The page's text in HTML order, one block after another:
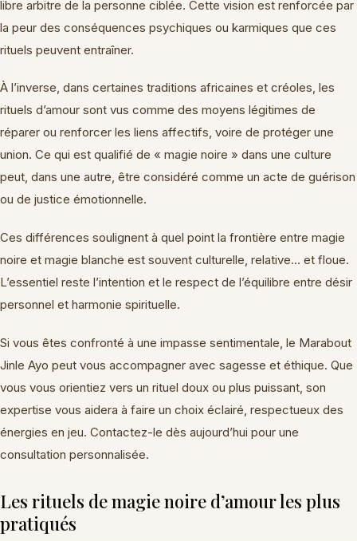
libre arbitre de la personne ciblée. Cette vision est renforcée par
la peur des conséquences psychiques ou karmiques que ces
rituels peuvent entraîner.
À l’inverse, dans certaines traditions africaines et créoles, les
rituels d’amour sont vus comme des moyens légitimes de
réparer ou renforcer les liens affectifs, voire de protéger une
union. Ce qui est qualifié de « magie noire » dans une culture
peut, dans une autre, être considéré comme un acte de guérison
ou de justice émotionnelle.
Ces différences soulignent à quel point la frontière entre magie
noire et magie blanche est souvent culturelle, relative… et floue.
L’essentiel reste l’intention et le respect de l’équilibre entre désir
personnel et harmonie spirituelle.
Si vous êtes confronté à une impasse sentimentale, le Marabout
Jinle Ayo peut vous accompagner avec sagesse et éthique. Que
vous vous orientiez vers un rituel doux ou plus puissant, son
expertise vous aidera à faire un choix éclairé, respectueux des
énergies en jeu. Contactez-le dès aujourd’hui pour une
consultation personnalisée.
Les rituels de magie noire d’amour les plus
pratiqués